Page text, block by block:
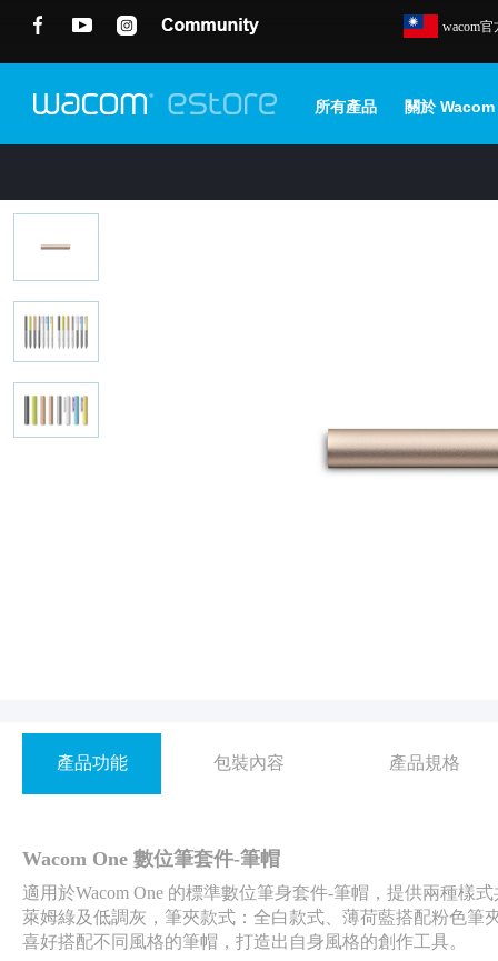
wacom
所有產品 關於 Wacom
產品功能 包裝內容 產品規格
Wacom One 數位筆套件-筆帽
適用於Wacom One 的標準數位筆身套件-筆帽，提供兩種樣
萊姆綠及低調灰，筆夾款式：全白款式、薄荷藍搭配粉色筆
喜好搭配不同風格的筆帽，打造出自身風格的創作工具。